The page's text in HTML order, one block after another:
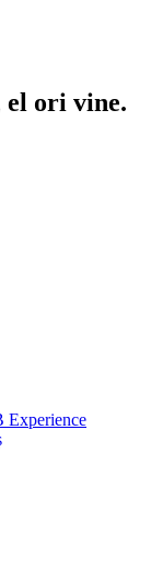
el ori vine.
Experience